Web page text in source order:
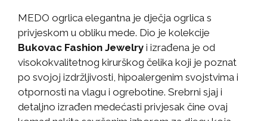
MEDO ogrlica elegantna je dječja ogrlica s
privjeskom u obliku mede. Dio je kolekcije
Bukovac Fashion Jewelry i izrađena je od
visokokvalitetnog kirurškog čelika koji je poznat
po svojoj izdržljivosti, hipoalergenim svojstvima i
otpornosti na vlagu i ogrebotine. Srebrni sjaj i
detaljno izrađen medećasti privjesak čine ovaj